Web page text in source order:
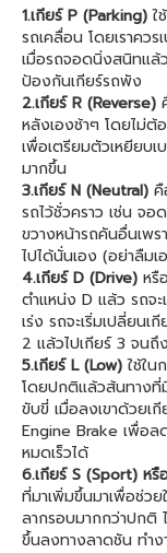
1.เกียร์ P (Parking)ใ
รถเคลื่อน โดยเราคว
เมื่อรถจอดนิ่งสนิทแล้
ป้องกันเกียร์รถพัง
2.เกียร์ R (Reverse)
หลังเองช้าๆ โดยไม่ต้
เพื่อเตรียมตัวเหยียบ
มากขึ้น
3.เกียร์ N (Neutral) คื
รถไว้ชั่วคราว เช่น จ
ขวางหน้ารถคันอื่นเพร
ไปได้นั่นเอง (อย่าลืม
4.เกียร์ D (Drive) หรื
ตำแหน่ง D แล้ว รถจะ
เร่ง รถจะเริ่มเปลี่ยนเ
2 แล้วไปเกียร์ 3 จน
5.เกียร์ L (Low)ใช้ใน
โดยปกติแล้วส้นทางที่
ขับขี่ เมื่อลงเขาด้วยเ
Engine Brake เพื่อล
หมดเร็วได้
6.เกียร์ S (Sport) ห
ที่มาเพิ่มขึ้นมาเพื่อช่ว
ลากรอบมากกว่าปกติ
ขึ้นลงทางลาดชัน ทำง